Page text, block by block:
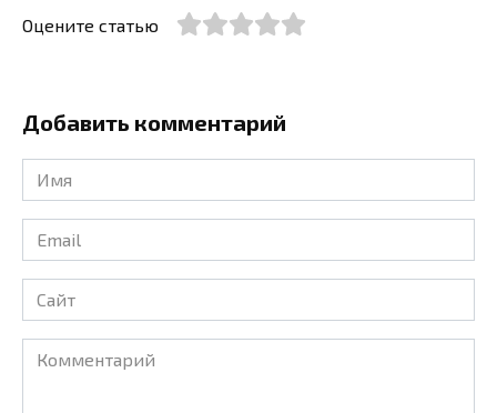
Оцените статью
Добавить комментарий
Имя
*
Email
*
Сайт
Комментарий